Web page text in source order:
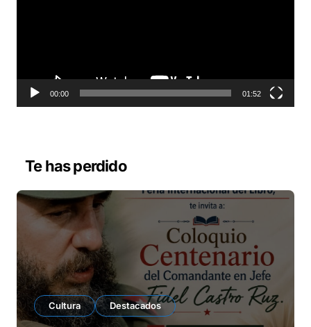
t
r
d
e
00:00 01:52
Te has perdido
Cultura Destacados